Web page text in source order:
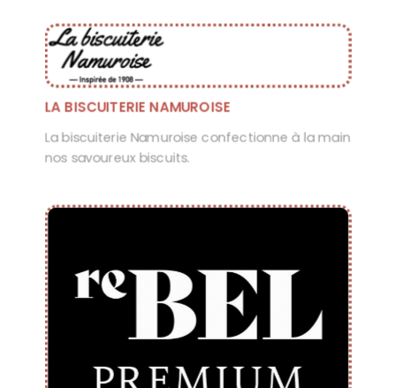
LA BISCUITERIE NAMUROISE
La biscuiterie Namuroise confectionne à la main
nos savoureux biscuits.